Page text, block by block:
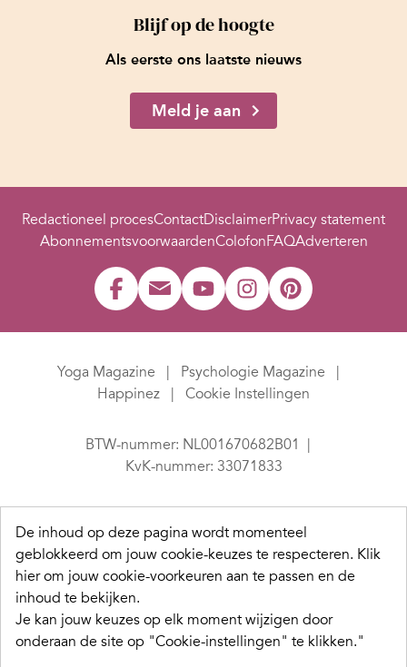
Blijf op de hoogte
Als eerste ons laatste nieuws
Meld je aan
Redactioneel procesContactDisclaimerPrivacy statement
AbonnementsvoorwaardenColofonFAQAdverteren
Yoga Magazine
Psychologie Magazine
Happinez
Cookie Instellingen
BTW-nummer: NL001670682B01
KvK-nummer: 33071833
De inhoud op deze pagina wordt momenteel
geblokkeerd om jouw cookie-keuzes te respecteren. Klik
hier om jouw cookie-voorkeuren aan te passen en de
inhoud te bekijken.
Je kan jouw keuzes op elk moment wijzigen door
onderaan de site op "Cookie-instellingen" te klikken."